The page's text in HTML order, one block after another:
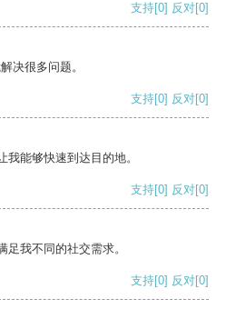
支持[0] 反对[0]
决很多问题。
支持[0] 反对[0]
能够快速到达目的地。
支持[0] 反对[0]
我不同的社交需求。
支持[0] 反对[0]